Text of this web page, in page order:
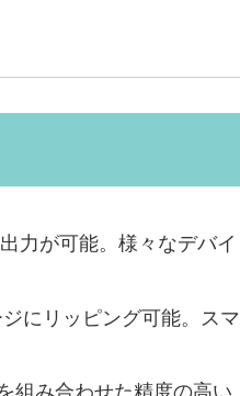
力が可能。様々なデバイ
にリッピング可能。スマ